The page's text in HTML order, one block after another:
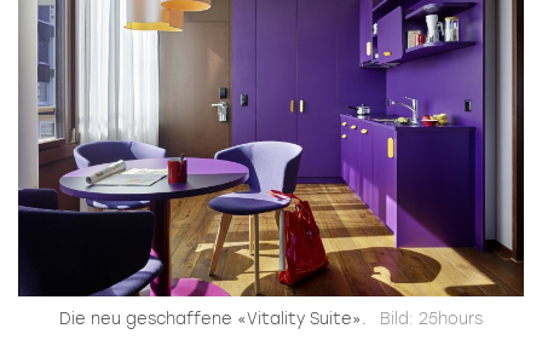
Die neu geschaffene «Vitality Suite». Bild: 25hours